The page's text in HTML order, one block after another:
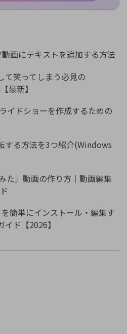
画にテキストを追加する方法
て笑ってしまう必見の
最新】
イドショーを作成するための
する方法を3つ紹介(Windows
た」動画の作り方｜動画編集
簡単にインストール・編集す
ド【2026】